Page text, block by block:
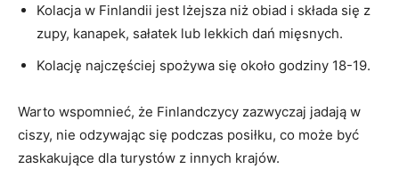
Kolacja‌ w‍ Finlandii⁣ jest lżejsza niż obiad⁤ i składa ⁢się z
zupy, kanapek, ​sałatek lub lekkich dań mięsnych.
Kolację ⁢najczęściej⁣ spożywa się ⁤około godziny 18-19.
Warto⁣ wspomnieć, że Finlandczycy‍ zazwyczaj jadają w
ciszy, nie odzywając się podczas posiłku, co może być
zaskakujące ‍dla turystów z ​innych ⁢krajów.